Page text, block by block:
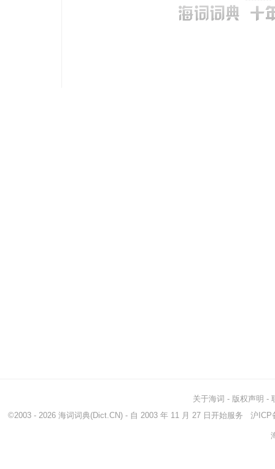
关于海词 - 版权声明 -
©2003 - 2026 海词词典(Dict.CN) - 自 2003 年 11 月 27 日开始服务 沪ICP